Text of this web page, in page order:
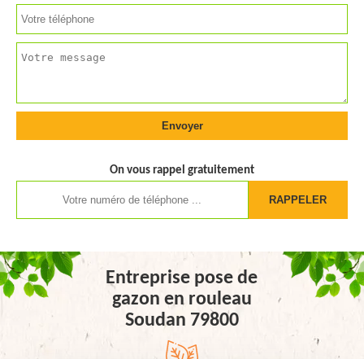
On vous rappel gratuitement
Entreprise pose de
gazon en rouleau
Soudan 79800